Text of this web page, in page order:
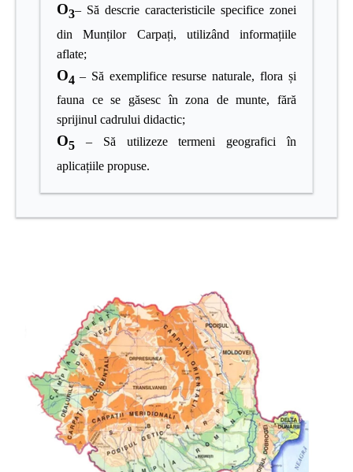
O3– Să descrie caracteristicile specifice zonei
din Munților Carpați, utilizând informațiile
aflate;
O4 – Să exemplifice resurse naturale, flora și
fauna ce se găsesc în zona de munte, fără
sprijinul cadrului didactic;
O5 – Să utilizeze termeni geografici în
aplicațiile propuse.